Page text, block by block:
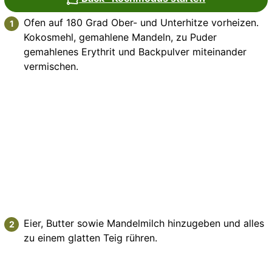
Ofen auf 180 Grad Ober- und Unterhitze vorheizen.
Kokosmehl, gemahlene Mandeln, zu Puder
gemahlenes Erythrit und Backpulver miteinander
vermischen.
Eier, Butter sowie Mandelmilch hinzugeben und alles
zu einem glatten Teig rühren.